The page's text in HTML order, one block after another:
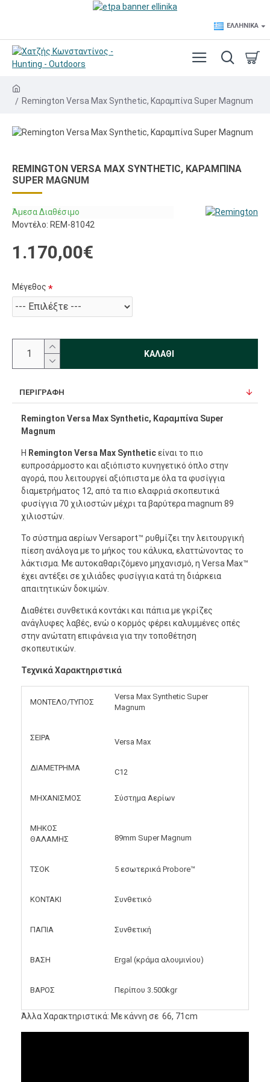
ΕΛΛΗΝΙΚΆ
Remington Versa Max Synthetic, Καραμπίνα Super Magnum
REMINGTON VERSA MAX SYNTHETIC, ΚΑΡΑΜΠΊΝΑ
SUPER MAGNUM
Άμεσα Διαθέσιμο
Μοντέλο: REM-81042
1.170,00€
Μέγεθος
ΚΑΛΆΘΙ
ΠΕΡΙΓΡΑΦΉ
Remington Versa Max Synthetic, Καραμπίνα Super
Magnum
Η Remington Versa Max Syntheticείναι το πιο
ευπροσάρμοστο και αξιόπιστο κυνηγετικό όπλο στην
αγορά, που λειτουργεί αξιόπιστα με όλα τα φυσίγγια
διαμετρήματος 12, από τα πιο ελαφριά σκοπευτικά
φυσίγγια 70 χιλιοστών μέχρι τα βαρύτερα magnum 89
χιλιοστών.
Το σύστημα αερίων Versaport™ ρυθμίζει την λειτουργική
πίεση ανάλογα με το μήκος του κάλυκα, ελαττώνοντας το
λάκτισμα. Με αυτοκαθαριζόμενο μηχανισμό, η Versa Max™
έχει αντέξει σε χιλιάδες φυσίγγια κατά τη διάρκεια
απαιτητικών δοκιμών.
Διαθέτει συνθετικά κοντάκι και πάπια με γκρίζες
ανάγλυφες λαβές, ενώ ο κορμός φέρει καλυμμένες οπές
στην ανώτατη επιφάνεια για την τοποθέτηση
σκοπευτικών.
Τεχνικά Χαρακτηριστικά
ΜΟΝΤΕΛΟ/ΤΥΠΟΣ
Versa Max Synthetic Super
Magnum
ΣΕΙΡΑ Versa Max
ΔΙΑΜΕΤΡΗΜΑ C12
ΜΗΧΑΝΙΣΜΟΣ Σύστημα Αερίων
ΜΗΚΟΣ
ΘΑΛΑΜΗΣ
89mm Super Magnum
ΤΣΟΚ 5 εσωτερικά Probore™
ΚΟNΤΑΚΙ Συνθετικό
ΠΑΠΙΑ Συνθετική
ΒΑΣΗ Ergal (κράμα αλουμινίου)
ΒΑΡΟΣ Περίπου 3.500kgr
Άλλα Χαρακτηριστικά: Mε κάννη σε 66, 71cm